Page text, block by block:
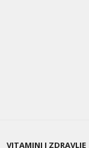
VITAMINI I ZDRAVLJE